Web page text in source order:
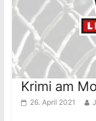
Krimi am
26. April 2021